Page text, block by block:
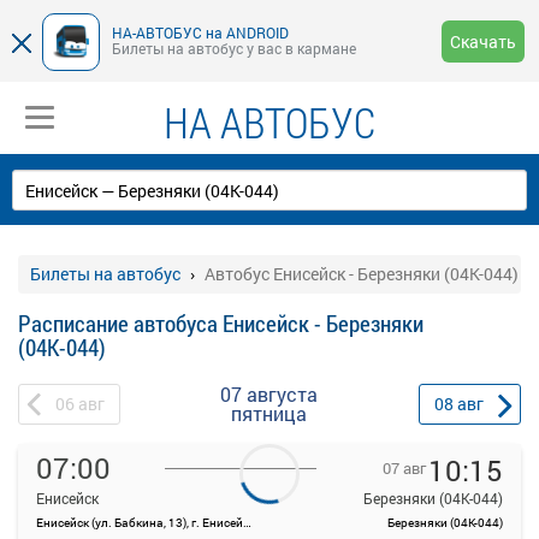
НА-АВТОБУС на ANDROID
Билеты на автобус у вас в кармане
Скачать
НА АВТОБУС
Билеты на автобус Автобус Енисейск - Березняки (04К-044)
Расписание автобуса Енисейск - Березняки
(04К-044)
06 авг 07 августа
пятница 08 авг
07:00
Енисейск
Енисейск (ул. Бабкина, 13), г. Енисейск, ул. Рабоче-Крестьянская, 86
07 авг 10:15
Березняки (04К-044)
Березняки (04К-044)